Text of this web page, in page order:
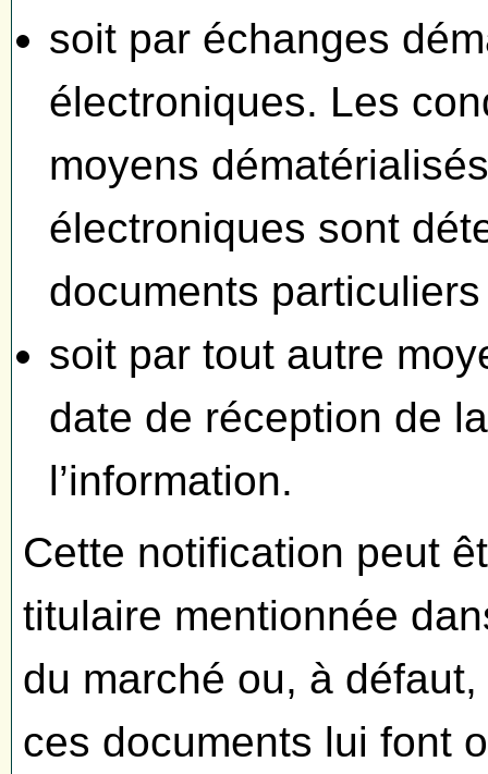
soit par échanges
électroniques. Les
moyens
électroniques sont
documents
soit par tout autre
date de réception de
l’information.
Cette notification peut
titulaire mentionnée
du marché ou, à
ces documents lui font